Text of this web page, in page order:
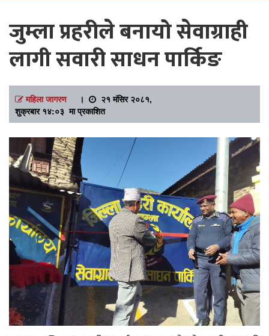
जुम्ला प्रहरीले बनायो सेवाग्राही
लागी सवारी साधन पार्किङ
महिला जागरण।
२१ मंसिर २०८१,
शुक्रबार १४:०३ मा प्रकाशित